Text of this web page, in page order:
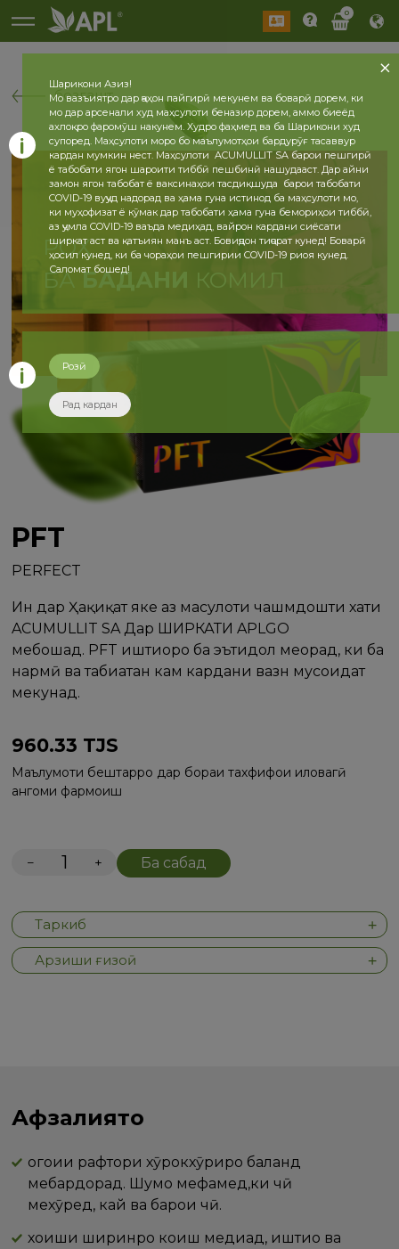
0
бозгашт
РОҲ
БАБАДАНИ КОМИЛ
PFT
PERFECT
Ин дар Ҳақиқат яке аз маҳсулоти чашмдошти хати
ACUMULLIT SA Дар ШИРКАТИ APLGO
мебошад. PFT иштиҳоро ба эътидол меорад, ки ба
нармӣ ва табиатан кам кардани вазн мусоидат
мекунад.
960.33 TJS
Маълумоти бештарро дар бораи тахфифҳои иловагӣ
ҳангоми фармоиш
− + Ба сабад
Таркиб
Арзиши ғизоӣ
Афзалиятҳо
огоҳии рафтори хӯрокхӯриро баланд
мебардорад. Шумо мефаҳмед,ки чӣ
мехӯред, кай ва барои чӣ.
хоҳиши ширинро коҳиш медиҳад, иштиҳо ва
Шарикони Азиз!
Мо вазъиятро дар ҷаҳон пайгирӣ мекунем ва боварӣ дорем, ки
мо дар арсенали худ маҳсулоти беназир дорем, аммо биеёд
ахлоқро фаромӯш накунем. Худро фаҳмед ва ба Шарикони худ
супоред. Маҳсулоти моро бо маълумотҳои бардурӯғ тасаввур
кардан мумкин нест. Маҳсулоти ACUMULLIT SA барои пешгирӣ
ё табобати ягон шароити тиббӣ пешбинӣ нашудааст. Дар айни
замон ягон табобат ё ваксинаҳои тасдиқшуда барои табобати
COVID-19 вуҷуд надорад ва ҳама гуна истинод ба маҳсулоти мо,
ки муҳофизат ё кӯмак дар табобати ҳама гуна бемориҳои тиббӣ,
аз ҷумла COVID-19 ваъда медиҳад, вайрон кардани сиёсати
ширкат аст ва қатъиян манъ аст. Бовиҷдон тиҷорат кунед! Боварӣ
ҳосил кунед, ки ба чораҳои пешгирии COVID-19 риоя кунед.
Саломат бошед!
Розӣ
Рад кардан